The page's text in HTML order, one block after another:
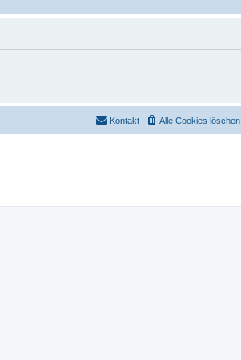
Alle Cookies löschen
Kontakt